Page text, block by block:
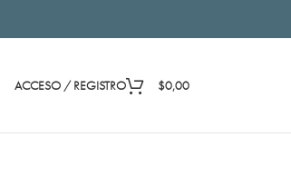
ACCESO / REGISTRO $0,00